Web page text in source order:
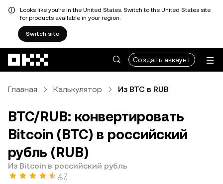
Looks like you're in the United States. Switch to the United States site
for products available in your region.
Switch site
Создать аккаунт
Главная Калькулятор Из BTC в RUB
BTC/RUB: конвертировать
Bitcoin (BTC) в российский
рубль (RUB)
Из Bitcoin в российский рубль
4,7